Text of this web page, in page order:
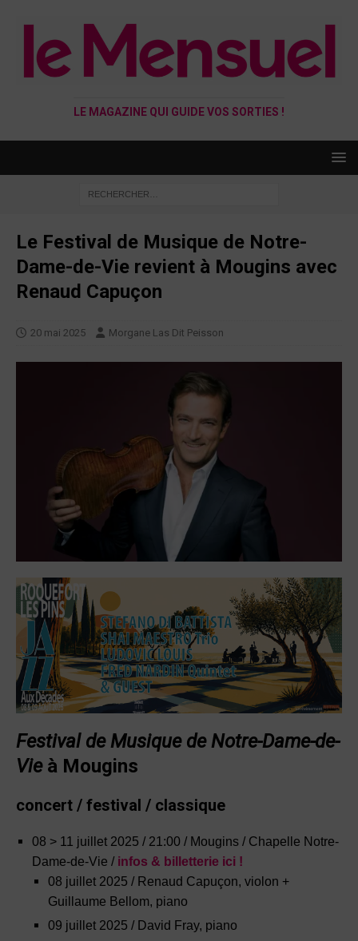
LE MAGAZINE QUI GUIDE VOS SORTIES !
Le Festival de Musique de Notre-
Dame-de-Vie revient à Mougins avec
Renaud Capuçon
20 mai 2025 Morgane Las Dit Peisson
Festival de Musique de Notre-Dame-de-
Vieà Mougins
concert / festival / classique
08 > 11 juillet 2025 / 21:00 / Mougins / Chapelle Notre-
Dame-de-Vie / infos & billetterie ici !
08 juillet 2025 / Renaud Capuçon, violon +
Guillaume Bellom, piano
09 juillet 2025 / David Fray, piano